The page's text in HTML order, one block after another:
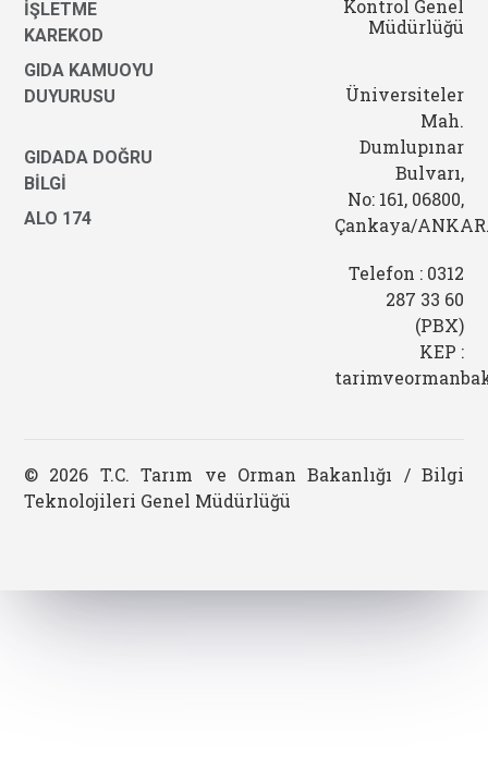
İŞLETME
KAREKOD
GIDA KAMUOYU
DUYURUSU
GIDADA DOĞRU
BİLGİ
ALO 174
Kontrol Genel
Müdürlüğü
Üniversiteler
Mah.
Dumlupınar
Bulvarı,
No: 161, 06800,
Çankaya/
Telefon : 0312
287 33 60
(PBX)
KEP :
© 2026 T.C. Tarım ve Orman Bakanlığı / Bilgi
Teknolojileri Genel Müdürlüğü